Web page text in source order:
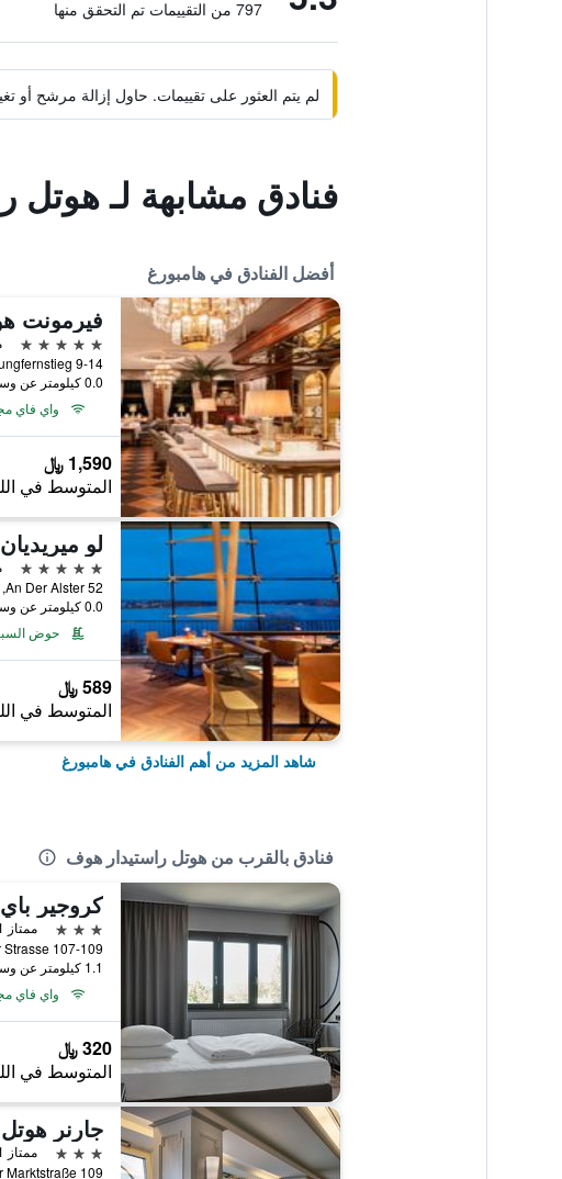
797 من التقييمات تم التحقق منها
لم يتم العثور على تقييمات. حاول إزالة مرشح
فنادق مشابهة لـ هوتل
أفضل الفنادق في هامبورغ
5 نجوم
0.0 كيلومتر عن وسط المدينة
واي فاي
1,590 ﷼
المتوسط في
لو
5 نجوم
An Der Alster 52, هامبورغ, ولاية هامبورغ, ألمانيا
0.0 كيلومتر عن وسط المدينة
حوض
589 ﷼
المتوسط في
شاهد المزيد من أهم الفنادق في هامبورغ
فنادق بالقرب من هوتل راستيدار هوف
كروجير
3 نجوم
ممتاز 8.1
1.1 كيلومتر عن وسط المدينة
واي فاي
320 ﷼
المتوسط في
3 نجوم
ممتاز 8.1